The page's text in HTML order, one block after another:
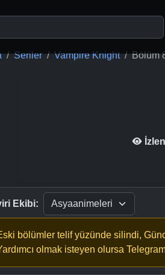
Seriler Vampire Knight Bölüm
Ekibi:
bölümler telif yüzünde silindi,
olmak isteyen olursa